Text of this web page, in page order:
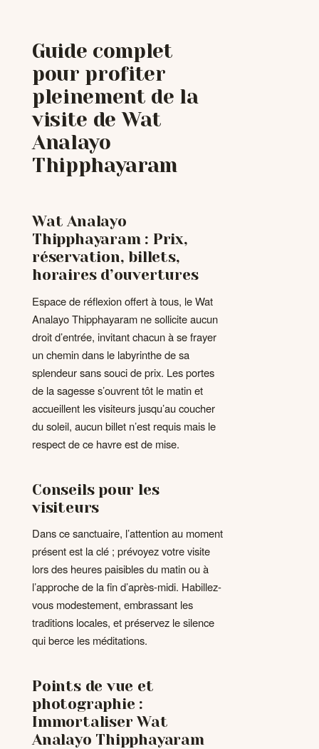
Guide complet
pour profiter
pleinement de la
visite de Wat
Analayo
Thipphayaram
Wat Analayo
Thipphayaram : Prix,
réservation, billets,
horaires d’ouvertures
Espace de réflexion offert à tous, le Wat
Analayo Thipphayaram ne sollicite aucun
droit d’entrée, invitant chacun à se frayer
un chemin dans le labyrinthe de sa
splendeur sans souci de prix. Les portes
de la sagesse s’ouvrent tôt le matin et
accueillent les visiteurs jusqu’au coucher
du soleil, aucun billet n’est requis mais le
respect de ce havre est de mise.
Conseils pour les
visiteurs
Dans ce sanctuaire, l’attention au moment
présent est la clé ; prévoyez votre visite
lors des heures paisibles du matin ou à
l’approche de la fin d’après-midi. Habillez-
vous modestement, embrassant les
traditions locales, et préservez le silence
qui berce les méditations.
Points de vue et
photographie :
Immortaliser Wat
Analayo Thipphayaram